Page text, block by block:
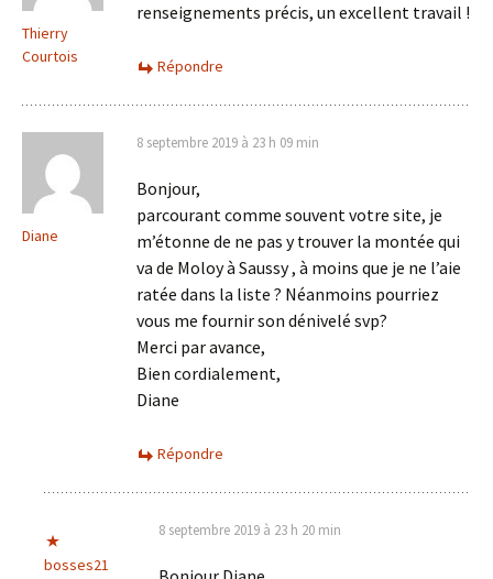
Thierry
Courtois
renseignements précis, un excellent travail !
Répondre
Diane
8 septembre 2019 à 23 h 09 min
Bonjour,
parcourant comme souvent votre site, je
m’étonne de ne pas y trouver la montée qui
va de Moloy à Saussy , à moins que je ne l’aie
ratée dans la liste ? Néanmoins pourriez
vous me fournir son dénivelé svp?
Merci par avance,
Bien cordialement,
Diane
Répondre
bosses21
8 septembre 2019 à 23 h 20 min